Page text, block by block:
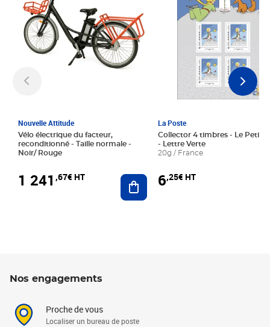
Nouvelle Attitude
Vélo électrique du facteur,
reconditionné - Taille normale -
Noir/ Rouge
1 241 ,67€ HT Ajouter au panier
La Poste
Collector 4 timbres - Le Petit
- Lettre Verte
20g / France
6,25€ HT
Nos engagements
Proche de vous
Localiser un bureau de poste